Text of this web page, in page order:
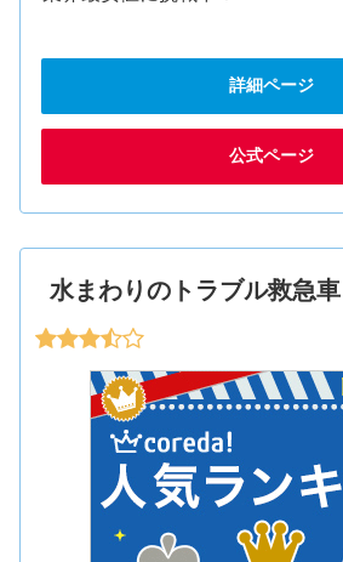
詳細ページ
公式ページ
水まわりのトラブル救急車